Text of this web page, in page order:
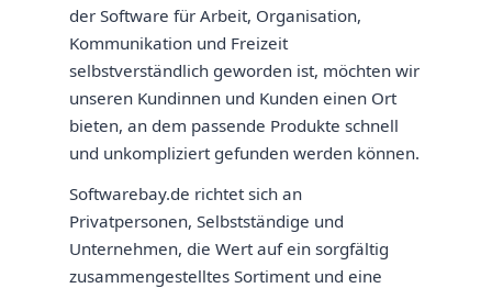
der Software für Arbeit, Organisation,
Kommunikation und Freizeit
selbstverständlich geworden ist, möchten wir
unseren Kundinnen und Kunden einen Ort
bieten, an dem passende Produkte schnell
und unkompliziert gefunden werden können.
Softwarebay.de richtet sich an
Privatpersonen, Selbstständige und
Unternehmen, die Wert auf ein sorgfältig
zusammengestelltes Sortiment und eine